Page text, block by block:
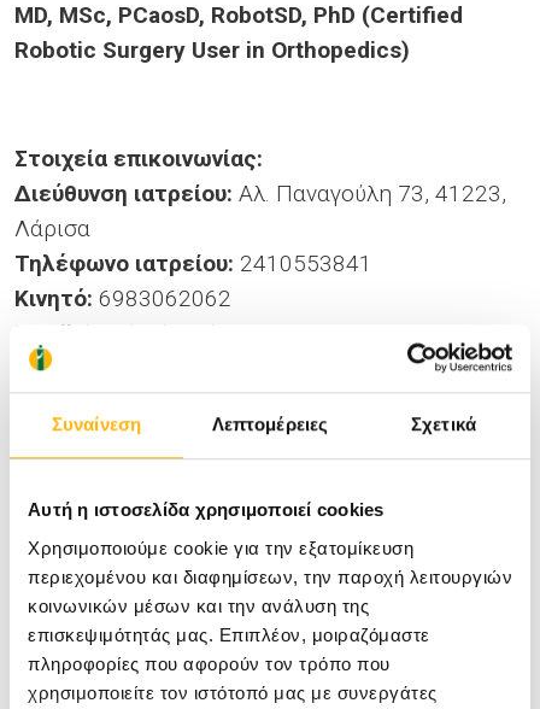
Συναίνεση Λεπτομέρειες Σχετικά
Αυτή η ιστοσελίδα χρησιμοποιεί cookies
Χρησιμοποιούμε cookie για την εξατομίκευση
περιεχομένου και διαφημίσεων, την παροχή λειτουργιών
κοινωνικών μέσων και την ανάλυση της
επισκεψιμότητάς μας. Επιπλέον, μοιραζόμαστε
πληροφορίες που αφορούν τον τρόπο που
χρησιμοποιείτε τον ιστότοπό μας με συνεργάτες
MD, MSc, PCaosD, RobotSD, PhD (Certified
Robotic Surgery User in Orthopedics)
Στοιχεία επικοινωνίας:
Διεύθυνση ιατρείου: Αλ. Παναγούλη 73, 41223,
Λάρισα
Τηλέφωνο ιατρείου: 2410553841
Κινητό: 6983062062
Email: kmakrid@yahoo.gr
Facebook:
ORTHO Robotics - RRMC - Robotic
LinkedIn: Konstantinos Makridis, MD, MSc,
Instagram: orthorobotics/
Blog posts
21/02/2022
Γνώρισε το υπερσύγχρονο χειρουργικό